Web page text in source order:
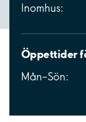
Inomhus:
Öppettider
Mån–Sön: